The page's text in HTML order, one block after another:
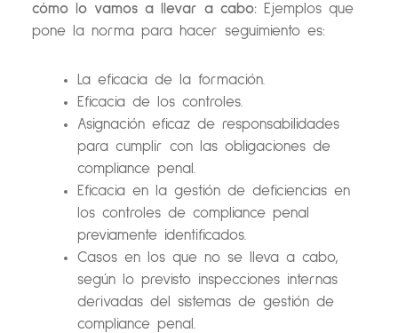
cómo lo vamos a llevar a cabo: Ejemplos que
pone la norma para hacer seguimiento es:
La eficacia de la formación.
Eficacia de los controles.
Asignación eficaz de responsabilidades
para cumplir con las obligaciones de
compliance penal.
Eficacia en la gestión de deficiencias en
los controles de compliance penal
previamente identificados.
Casos en los que no se lleva a cabo,
según lo previsto inspecciones internas
derivadas del sistemas de gestión de
compliance penal.